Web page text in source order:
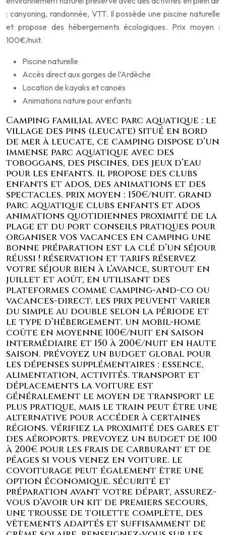
: canyoning, randonnée, VTT. Il possède une piscine naturelle
et propose des hébergements écologiques. Prix moyen :
100€/nuit.
Piscine naturelle
Accès direct aux gorges de l’Ardèche
Location de kayaks et canoës
Animations nature pour enfants
Camping familial avec parc aquatique : le
village des pins (leucate) situé en bord
de mer à leucate, ce camping dispose d’un
immense parc aquatique avec des
toboggans, des piscines, des jeux d’eau
pour les enfants. il propose des clubs
enfants et ados, des animations et des
spectacles. prix moyen : 150€/nuit. grand
parc aquatique clubs enfants et ados
animations quotidiennes proximité de la
plage et du port conseils pratiques pour
organiser vos vacances en camping une
bonne préparation est la clé d’un séjour
réussi ! réservation et tarifs réservez
votre séjour bien à l’avance, surtout en
juillet et août, en utilisant des
plateformes comme camping-and-co ou
vacances-direct. les prix peuvent varier
du simple au double selon la période et
le type d’hébergement. un mobil-home
coûte en moyenne 100€/nuit en saison
intermédiaire et 150 à 200€/nuit en haute
saison. prévoyez un budget global pour
les dépenses supplémentaires : essence,
alimentation, activités. transport et
déplacements la voiture est
généralement le moyen de transport le
plus pratique, mais le train peut être une
alternative pour accéder à certaines
régions. vérifiez la proximité des gares et
des aéroports. prevoyez un budget de 100
à 200€ pour les frais de carburant et de
péages si vous venez en voiture. le
covoiturage peut également être une
option économique. sécurité et
préparation avant votre départ, assurez-
vous d’avoir un kit de premiers secours,
une trousse de toilette complète, des
vêtements adaptés et suffisamment de